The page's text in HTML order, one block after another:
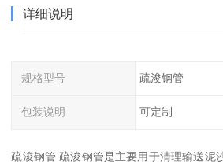
详细说明
规格型号 疏浚钢管
包装说明 可定制
疏浚钢管 疏浚钢管是主要用于清理输送泥